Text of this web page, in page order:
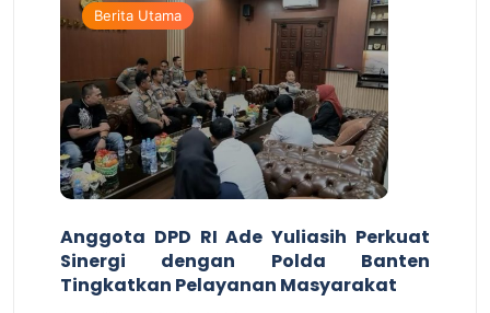
Berita Utama
Anggota DPD RI Ade Yuliasih Perkuat
Sinergi dengan Polda Banten
Tingkatkan Pelayanan Masyarakat